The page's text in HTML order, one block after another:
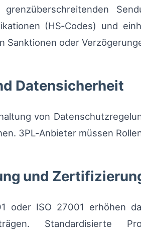
(HS‑Codes) und
Sanktionen oder
Datensicherheit
von
3PL‑Anbieter müssen
und
oder ISO 27001 erhöhen